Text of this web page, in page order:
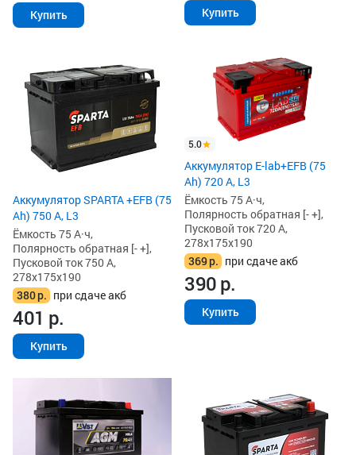
Купить Купить
Аккумулятор SPARTA +EFB (75
Ah) 750 А, L3
Ёмкость 75 А·ч,
Полярность обратная [- +],
Пусковой ток 750 А,
278x175x190
380р. при сдаче акб
401 р.
Купить
5.0
Аккумулятор E-lab+EFB (75
Ah) 720 А, L3
Ёмкость 75 А·ч,
Полярность обратная [- +],
Пусковой ток 720 А,
278x175x190
369р. при сдаче акб
390р.
Купить